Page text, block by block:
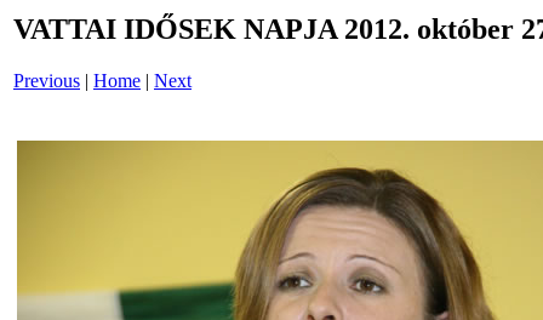
VATTAI IDŐSEK NAPJA 2012. október
Previous | Home | Next